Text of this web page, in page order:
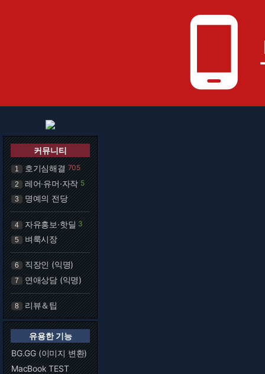
phone_android
커뮤니티
1 호기심해결 705
2 레어·유머·자작 5
3 명예의 전당
4 자유홍보·핫딜 3
5 벼룩시장
6 직장인 (익명)
7 연애상담 (익명)
8 리뷰＆팁
유용한 기능
BG.GG (이미지 변환)
MacBook TEST